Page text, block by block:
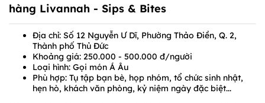
hàng Livannah - Sips & Bites
Địa chỉ: Số 12 Nguyễn Ư Dĩ, Phường Thảo Điền, Q. 2,
Thành phố Thủ Đức
Khoảng giá: 250.000 - 500.000 đ/người
Loại hình: Gọi món Á Âu
Phù hợp: Tụ tập bạn bè, họp nhóm, tổ chức sinh nhật,
hẹn hò, khách văn phòng, kỷ niệm ngày đặc biệt...